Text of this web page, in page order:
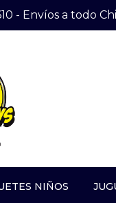
- Envíos a todo
NIÑOS